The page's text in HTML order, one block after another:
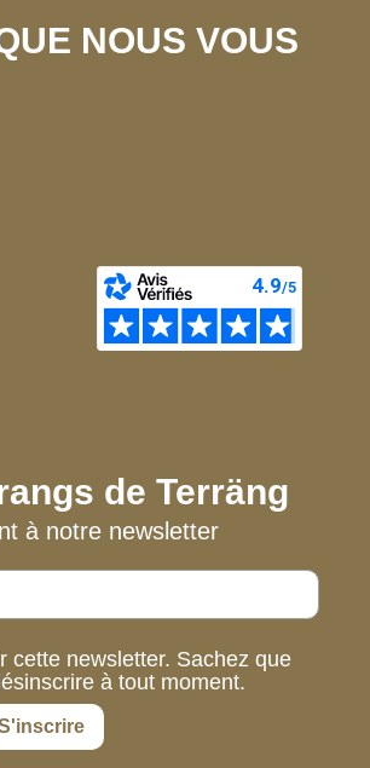
NOUS VOUS
de Terräng
à notre newsletter
cette newsletter. Sachez que
à tout moment.